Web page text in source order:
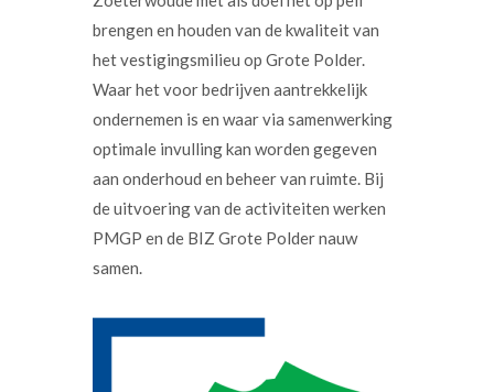
brengen en houden van de kwaliteit van
het vestigingsmilieu op Grote Polder.
Waar het voor bedrijven aantrekkelijk
ondernemen is en waar via samenwerking
optimale invulling kan worden gegeven
aan onderhoud en beheer van ruimte. Bij
de uitvoering van de activiteiten werken
PMGP en de BIZ Grote Polder nauw
samen.